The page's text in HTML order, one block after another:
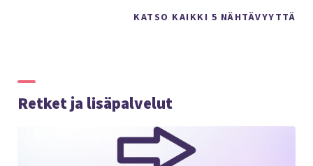
KATSO KAIKKI 5 NÄHTÄVYYTTÄ
Retket ja lisäpalvelut